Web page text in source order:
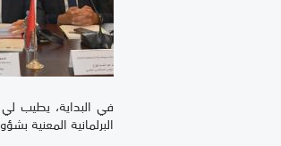
في البداية، يطيب لي
البرلمانية المعنية